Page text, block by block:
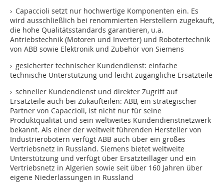
› Capaccioli setzt nur hochwertige Komponenten ein. Es
wird ausschließlich bei renommierten Herstellern zugekauft,
die hohe Qualitätsstandards garantieren, u.a.
Antriebstechnik (Motoren und Inverter) und Robotertechnik
von ABB sowie Elektronik und Zubehör von Siemens
› gesicherter technischer Kundendienst: einfache
technische Unterstützung und leicht zugängliche Ersatzteile
› schneller Kundendienst und direkter Zugriff auf
Ersatzteile auch bei Zukaufteilen: ABB, ein strategischer
Partner von Capaccioli, ist nicht nur für seine
Produktqualität und sein weltweites Kundendienstnetzwerk
bekannt. Als einer der weltweit führenden Hersteller von
Industrierobotern verfügt ABB auch über ein großes
Vertriebsnetz in Russland. Siemens bietet weltweite
Unterstützung und verfügt über Ersatzteillager und ein
Vertriebsnetz in Algerien sowie seit über 160 Jahren über
eigene Niederlassungen in Russland